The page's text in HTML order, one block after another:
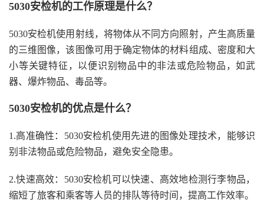
5030安检机的工作原理是什么？
5030安检机使用射线，将物体从不同方向照射，产生高质量
的三维图像，该图像可用于确定物体的材料组成、密度和大
小等关键特征，以便识别物品中的非法或危险物品，如武
器、爆炸物品、毒品等。
5030安检机的优点是什么？
1.高准确性：5030安检机使用先进的图像处理技术，能够识
别非法物品或危险物品，避免安全隐患。
2.快速高效：5030安检机可以快速、高效地检测行李物品，
缩短了旅客和乘客等人员的排队等待时间，提高工作效率。